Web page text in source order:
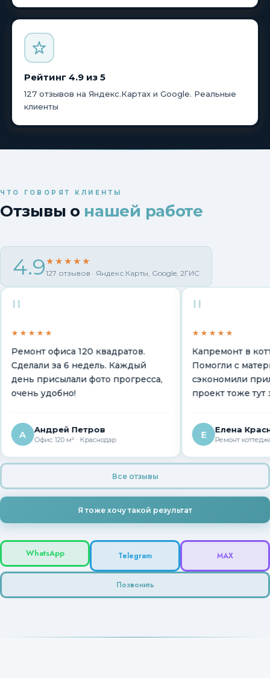
Рейтинг 4.9 из 5
127 отзывов на Яндекс.Картах и Google. Реальные
клиенты
ЧТО ГОВОРЯТ КЛИЕНТЫ
Отзывы о нашей работе
4.9★★★★★
127 отзывов · Яндекс.Карты, Google, 2ГИС
офиса 120 квадратов.
за 6 недель. Каждый
присылали фото прогресса,
удобно!
Андрей Петров
Офис 120 м² · Краснодар
★★★★★
Капремонт в
Помогли с
сэкономили
проект тоже тут
Елена Краснова
Ремонт коттеджа ·
Все отзывы
Я тоже хочу такой результат
WhatsApp Telegram MAX
Позвонить